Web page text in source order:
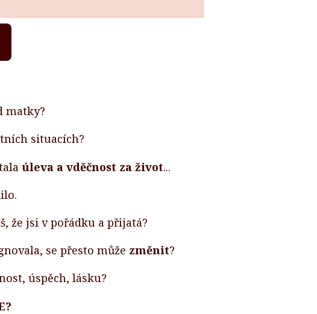
matky?
situacích?
úleva a vděčnost za život...
že jsi v pořádku a přijatá?
se přesto může změnit?
úspěch, lásku?